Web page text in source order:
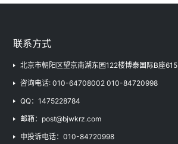
联系方式
北京市朝阳区望京南湖东园122楼博泰国际B座615
咨询电话: 010-64708002 010-84720998
QQ：1475228784
邮箱：post@bjwkrz.com
申投诉电话：010-84720998